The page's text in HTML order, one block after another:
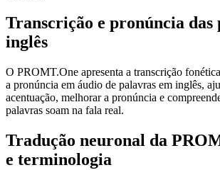
Transcrição e pronúncia das
inglês
O PROMT.One apresenta a transcrição
a pronúncia em áudio de palavras em inglês,
acentuação, melhorar a pronúncia e
palavras soam na fala real.
Tradução neuronal da
e terminologia